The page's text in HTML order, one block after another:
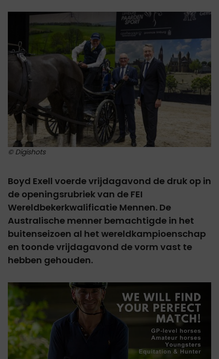
© Digishots
Boyd Exell voerde vrijdagavond de druk op in
de openingsrubriek van de FEI
Wereldbekerkwalificatie Mennen. De
Australische menner bemachtigde in het
buitenseizoen al het wereldkampioenschap
en toonde vrijdagavond de vorm vast te
hebben gehouden.